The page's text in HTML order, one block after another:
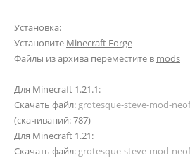
Установка:
Установите Minecraft Forge
Файлы из архива переместите в mods
Для Minecraft 1.21.1:
Скачать файл: grotesque-steve-mod-
(cкачиваний: 787)
Для Minecraft 1.21:
Скачать файл: grotesque-steve-mod-